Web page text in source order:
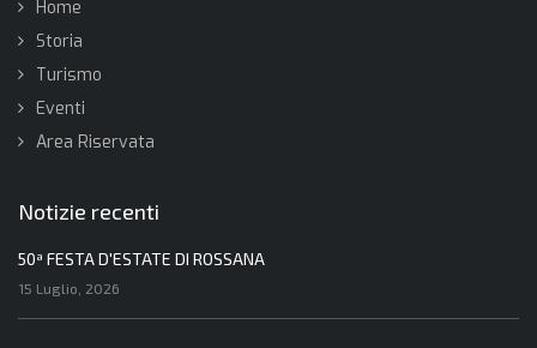
Home
Storia
Turismo
Eventi
Area Riservata
Notizie recenti
50ª FESTA D'ESTATE DI ROSSANA
15 Luglio, 2026